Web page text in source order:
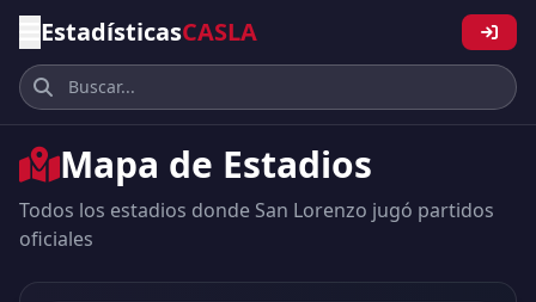
EstadísticasCASLA
Mapa de Estadios
Todos los estadios donde San Lorenzo jugó partidos
oficiales